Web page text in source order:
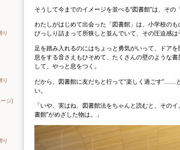
そうして今までのイメージを並べる“図書館”は、その
わたしがはじめて出会った「図書館」は、小学校の
びっしり詰まって所狭しと並んでいて、その圧迫感は
足を踏み入れるのにはちょっと勇気がいって、ドア
息をする音さえもひそめて、たくさんの壁のような
して、やっと息をつく。
だから、図書館に友だちと行って“楽しく過ごす”……
い。
「いや、実はね、図書館法をちゃんと読むと、その
書館”がめざした物は。」
り
り
ジ)
り